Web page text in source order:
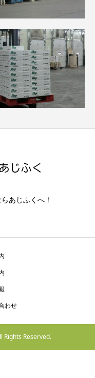
あじふくへ！
わせ
Rights Reserved.